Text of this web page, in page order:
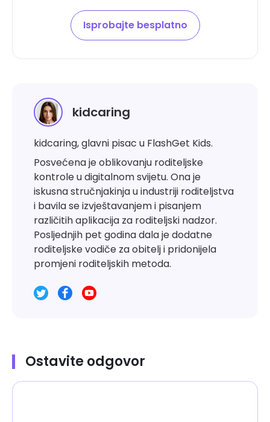
Isprobajte besplatno
kidcaring
kidcaring, glavni pisac u FlashGet Kids.
Posvećena je oblikovanju roditeljske
kontrole u digitalnom svijetu. Ona je
iskusna stručnjakinja u industriji roditeljstva
i bavila se izvještavanjem i pisanjem
različitih aplikacija za roditeljski nadzor.
Posljednjih pet godina dala je dodatne
roditeljske vodiče za obitelj i pridonijela
promjeni roditeljskih metoda.
Ostavite odgovor